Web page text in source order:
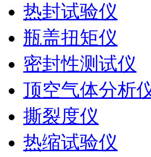
热封试验仪
瓶盖扭矩仪
密封性测试仪
顶空气体分析
撕裂度仪
热缩试验仪